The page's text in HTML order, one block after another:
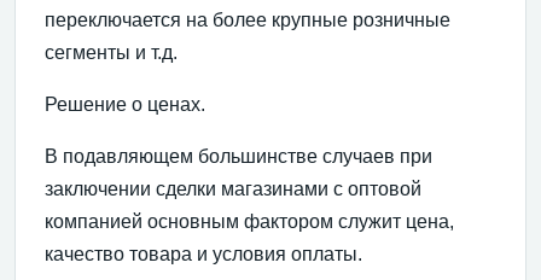
переключается на более крупные розничные
сегменты и т.д.
Решение о ценах.
В подавляющем большинстве случаев при
заключении сделки магазинами с оптовой
компанией основным фактором служит цена,
качество товара и условия оплаты.